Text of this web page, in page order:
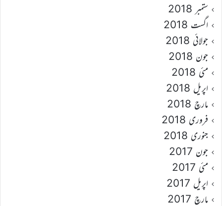
ستمبر 2018
اگست 2018
جولائی 2018
جون 2018
مئی 2018
اپریل 2018
مارچ 2018
فروری 2018
جنوری 2018
جون 2017
مئی 2017
اپریل 2017
مارچ 2017